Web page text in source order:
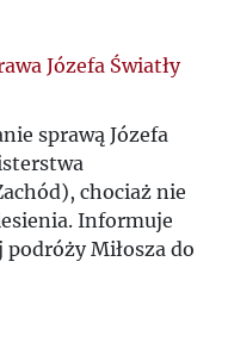
Ż
Józefa Światły
sprawą Józefa
chociaż nie
Informuje
podróży Miłosza do